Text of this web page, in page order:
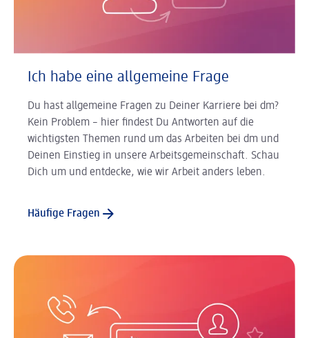
Ich habe eine allgemeine Frage
Du hast allgemeine Fragen zu Deiner Karriere bei dm?
Kein Problem – hier findest Du Antworten auf die
wichtigsten Themen rund um das Arbeiten bei dm und
Deinen Einstieg in unsere Arbeitsgemeinschaft. Schau
Dich um und entdecke, wie wir Arbeit anders leben.
Häufige Fragen